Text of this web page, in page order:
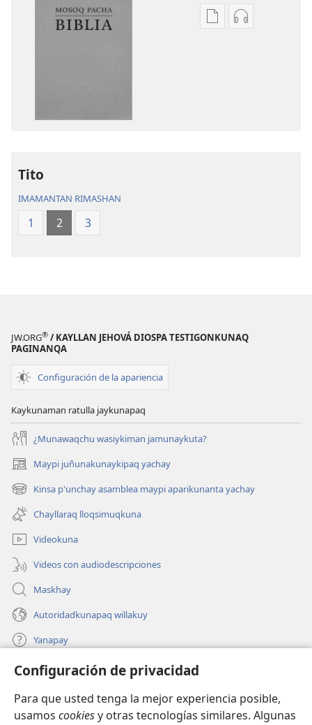
Configuración de privacidad
Para que usted tenga la mejor experiencia posible,
usamos cookiesy otras tecnologías similares. Algunas
Kaypi Kaypin
Tito
IMAMANTAN RIMASHAN
1 2 3
JW.ORG® / KAYLLAN JEHOVÁ DIOSPA TESTIGONKUNAQ
PAGINANQA
Configuración de la apariencia
Kaykunaman ratulla jaykunapaq
¿Munawaqchu wasiykiman jamunaykuta?
Maypi juñunakunaykipaq yachay
(abre
una
nueva
ventana)
Kinsa p'unchay asamblea maypi aparikunanta yachay
(abre
una
nueva
ventana)
Chayllaraq lloqsimuqkuna
Videokuna
Videos con audiodescripciones
Maskhay
Autoridadkunapaq willakuy
Yanapay
Donacionta churanapaq
una
ventana)
INTERNETPI QELQANCHISKUNA Watchtower™
(abre